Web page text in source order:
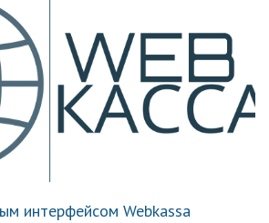
интерфейсом Webkassa